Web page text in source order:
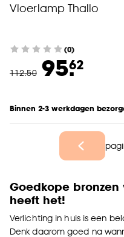
Vloerlamp Thallo
(0)
112.50 95.62
Binnen 2-3 werkdagen
Goedkope
heeft het!
Verlichting in huis is een
Denk daarom goed na